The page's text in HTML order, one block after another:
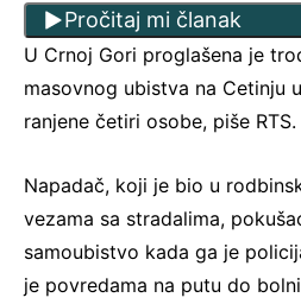
Pročitaj mi članak
U Crnoj Gori proglašena je
masovnog ubistva na Cetinju
ranjene četiri osobe, piše RTS.
Napadač, koji je bio u
vezama sa stradalima,
samoubistvo kada ga je
je povredama na putu do